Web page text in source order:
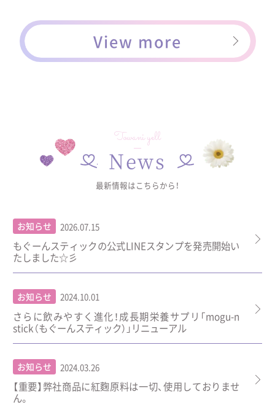
View more
Towani yell
News
最新情報はこちらから！
お知らせ 2026.07.15
もぐーんスティックの公式LINEスタンプを発売開始い
たしました☆彡
お知らせ 2024.10.01
さらに飲みやすく進化！成長期栄養サプリ「mogu-n
stick（もぐーんスティック）」リニューアル
お知らせ 2024.03.26
【重要】弊社商品に紅麴原料は一切、使用しておりませ
ん。